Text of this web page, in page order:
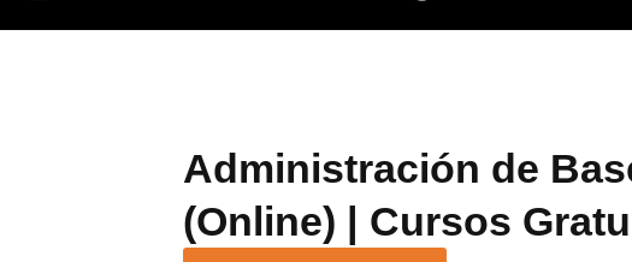
Administración de
(Online) | Cursos